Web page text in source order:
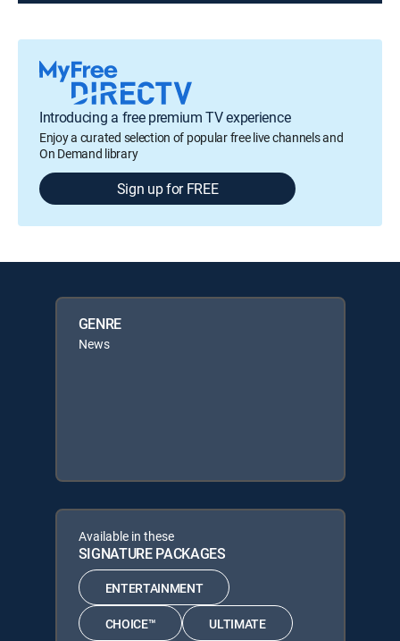
Introducing a free premium TV experience
Enjoy a curated selection of popular free live channels and
On Demand library
Sign up for FREE
GENRE
News
Available in these
SIGNATURE PACKAGES
ENTERTAINMENT
CHOICE™ ULTIMATE